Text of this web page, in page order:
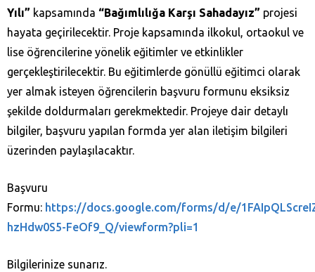
Yılı” kapsamında “Bağımlılığa Karşı Sahadayız” projesi
hayata geçirilecektir. Proje kapsamında ilkokul, ortaokul ve
lise öğrencilerine yönelik eğitimler ve etkinlikler
gerçekleştirilecektir. Bu eğitimlerde gönüllü eğitimci olarak
yer almak isteyen öğrencilerin başvuru formunu eksiksiz
şekilde doldurmaları gerekmektedir. Projeye dair detaylı
bilgiler, başvuru yapılan formda yer alan iletişim bilgileri
üzerinden paylaşılacaktır.
Başvuru
Formu: https://docs.google.com/forms/d/e/
hzHdw0S5-FeOf9_Q/viewform?pli=1
Bilgilerinize sunarız.